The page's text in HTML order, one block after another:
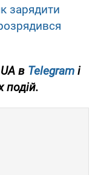
зарядити
в Telegram і
подій.